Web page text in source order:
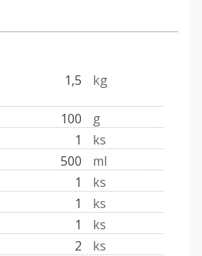
1,5
kg
100
g
1
ks
500
ml
1
ks
1
ks
1
ks
2
ks